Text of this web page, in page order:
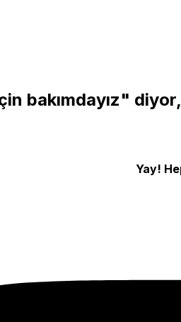
bakımdayız" diyor,
Yay!